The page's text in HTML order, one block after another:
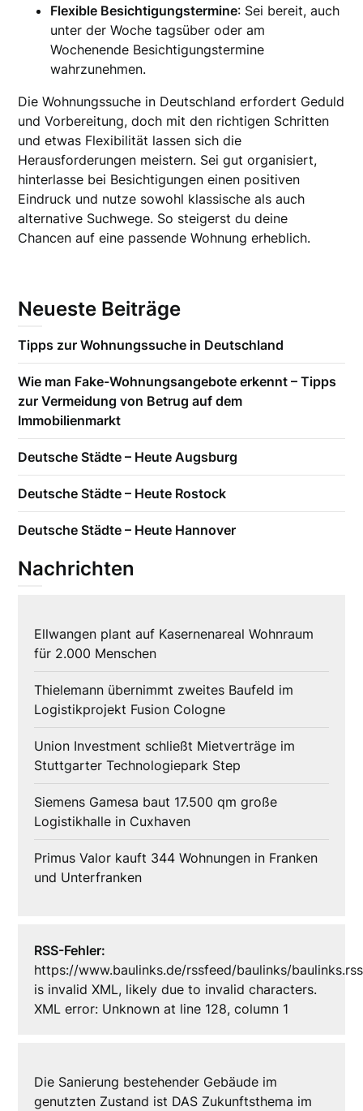
Flexible Besichtigungstermine: Sei bereit, auch
unter der Woche tagsüber oder am
Wochenende Besichtigungstermine
wahrzunehmen.
Die Wohnungssuche in Deutschland erfordert Geduld
und Vorbereitung, doch mit den richtigen Schritten
und etwas Flexibilität lassen sich die
Herausforderungen meistern. Sei gut organisiert,
hinterlasse bei Besichtigungen einen positiven
Eindruck und nutze sowohl klassische als auch
alternative Suchwege. So steigerst du deine
Chancen auf eine passende Wohnung erheblich.
Neueste Beiträge
Tipps zur Wohnungssuche in Deutschland
Wie man Fake-Wohnungsangebote erkennt – Tipps
zur Vermeidung von Betrug auf dem
Immobilienmarkt
Deutsche Städte – Heute Augsburg
Deutsche Städte – Heute Rostock
Deutsche Städte – Heute Hannover
Nachrichten
Ellwangen plant auf Kasernenareal Wohnraum
für 2.000 Menschen
Thielemann übernimmt zweites Baufeld im
Logistikprojekt Fusion Cologne
Union Investment schließt Mietverträge im
Stuttgarter Technologiepark Step
Siemens Gamesa baut 17.500 qm große
Logistikhalle in Cuxhaven
Primus Valor kauft 344 Wohnungen in Franken
und Unterfranken
RSS-Fehler:
https://www.baulinks.de/rssfeed/baulinks/baulinks.rss
is invalid XML, likely due to invalid characters.
XML error: Unknown at line 128, column 1
Die Sanierung bestehender Gebäude im
genutzten Zustand ist DAS Zukunftsthema im